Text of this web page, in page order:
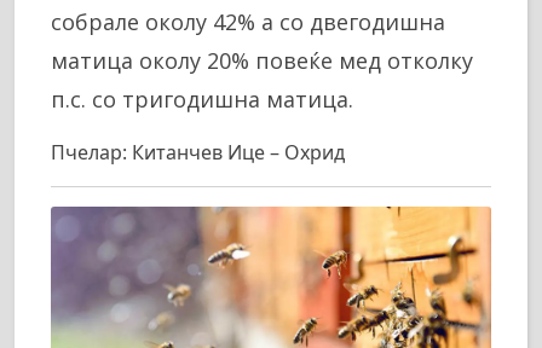
собрале околу 42% а со двегодишна
матица околу 20% повеќе мед отколку
п.с. со тригодишна матица.
Пчелар: Китанчев Ице – Охрид